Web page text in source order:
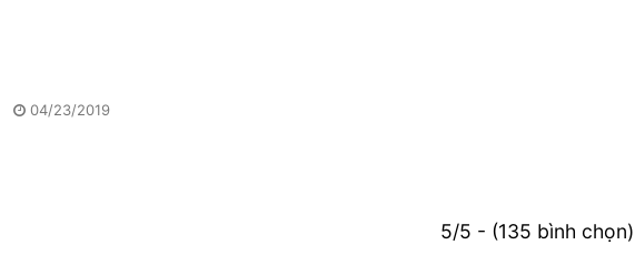
04/23/2019
5/5 - (135 bình chọn)